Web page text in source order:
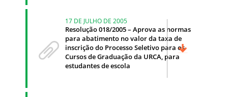
17 DE JULHO DE 2005
Resolução 018/2005 – Aprova as normas
para abatimento no valor da taxa de
inscrição do Processo Seletivo para os
Cursos de Graduação da URCA, para
estudantes de escola